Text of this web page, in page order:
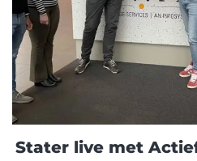
Stater live met